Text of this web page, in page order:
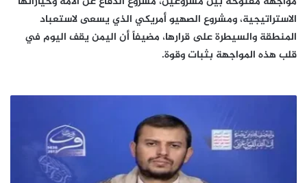
الاستراتيجية، ومشروع الصهيو أمريكي الذي يسعى لاستعباد
المنطقة والسيطرة على قرارها، مضيفاً أن اليمن يقف اليوم في
قلب هذه المواجهة بثبات وقوة.